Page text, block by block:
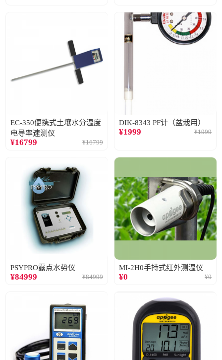
EC-350便携式土壤水分温度
电导率速测仪
¥16799 ¥16799
DIK-8343 PF计（盆栽用）
¥1999 ¥1999
PSYPRO露点水势仪
¥84999 ¥84999
MI-2H0手持式红外测温仪
¥0 ¥0